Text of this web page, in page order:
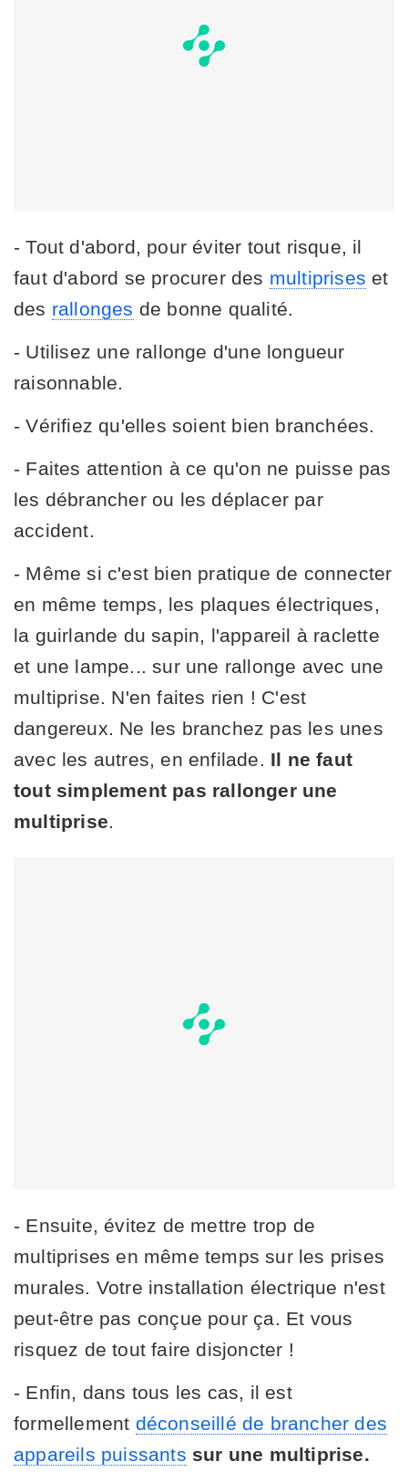
- Tout d'abord, pour éviter tout risque, il
faut d'abord se procurer des multiprises et
des rallonges de bonne qualité.
- Utilisez une rallonge d'une longueur
raisonnable.
- Vérifiez qu'elles soient bien branchées.
- Faites attention à ce qu'on ne puisse pas
les débrancher ou les déplacer par
accident.
- Même si c'est bien pratique de connecter
en même temps, les plaques électriques,
la guirlande du sapin, l'appareil à raclette
et une lampe... sur une rallonge avec une
multiprise. N'en faites rien ! C'est
dangereux. Ne les branchez pas les unes
avec les autres, en enfilade. Il ne faut
tout simplement pas rallonger une
multiprise.
- Ensuite, évitez de mettre trop de
multiprises en même temps sur les prises
murales. Votre installation électrique n'est
peut-être pas conçue pour ça. Et vous
risquez de tout faire disjoncter !
- Enfin, dans tous les cas, il est
formellement déconseillé de brancher des
appareils puissants sur une multiprise.